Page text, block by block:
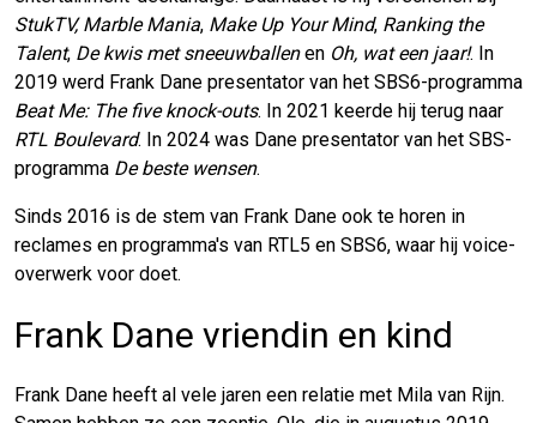
StukTV, Marble Mania, Make Up Your Mind, Ranking the
Talent, De kwis met sneeuwballenen Oh, wat een jaar!. In
2019 werd Frank Dane presentator van het SBS6-programma
Beat Me: The five knock-outs. In 2021 keerde hij terug naar
RTL Boulevard. In 2024 was Dane presentator van het SBS-
programma De beste wensen.
Sinds 2016 is de stem van Frank Dane ook te horen in
reclames en programma's van RTL5 en SBS6, waar hij voice-
overwerk voor doet.
Frank Dane vriendin en kind
Frank Dane heeft al vele jaren een relatie met Mila van Rijn.